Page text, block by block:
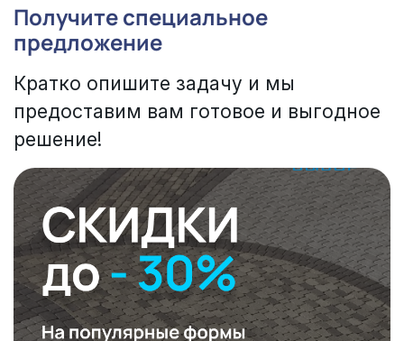
Получите специальное
предложение
Кратко опишите задачу и мы
предоставим вам готовое и выгодное
решение!